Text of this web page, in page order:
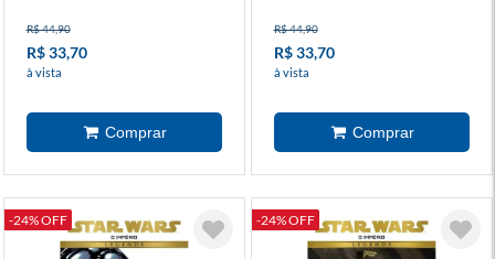
R$ 44,90
R$ 33,70
à vista
R$ 44,90
R$ 33,70
à vista
-24% OFF -24% OFF